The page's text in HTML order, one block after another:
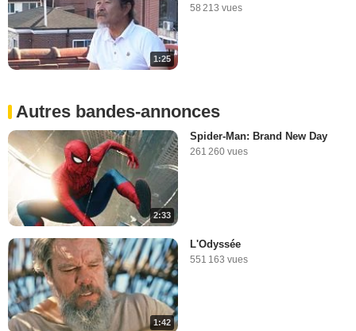
1:25
58 213 vues
Autres bandes-annonces
2:33
Spider-Man: Brand New Day
261 260 vues
1:42
L'Odyssée
551 163 vues